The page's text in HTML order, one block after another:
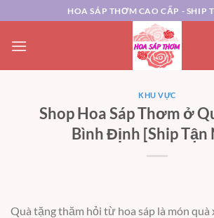
đến
nội
HOA SÁP THƠM CAO CẤP - SHIP
KHU VỰC
Shop Hoa Sáp Thơm ở
Bình Định [Ship Tận
Quà tặng thăm hỏi từ hoa sáp là món